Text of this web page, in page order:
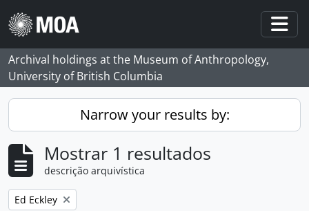
Skip to main content
Archival holdings at the Museum of Anthropology,
University of British Columbia
Narrow your results by:
Mostrar 1 resultados
descrição arquivística
Remove filter:
Ed Eckley